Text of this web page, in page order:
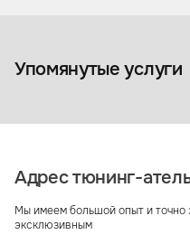
Упомянутые услуги
Аквапринт
Адрес тюнинг-
Мы имеем большой опыт и
эксклюзивным